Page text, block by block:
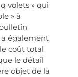
volets » qui
» à
a également
coût total
le détail
objet de la